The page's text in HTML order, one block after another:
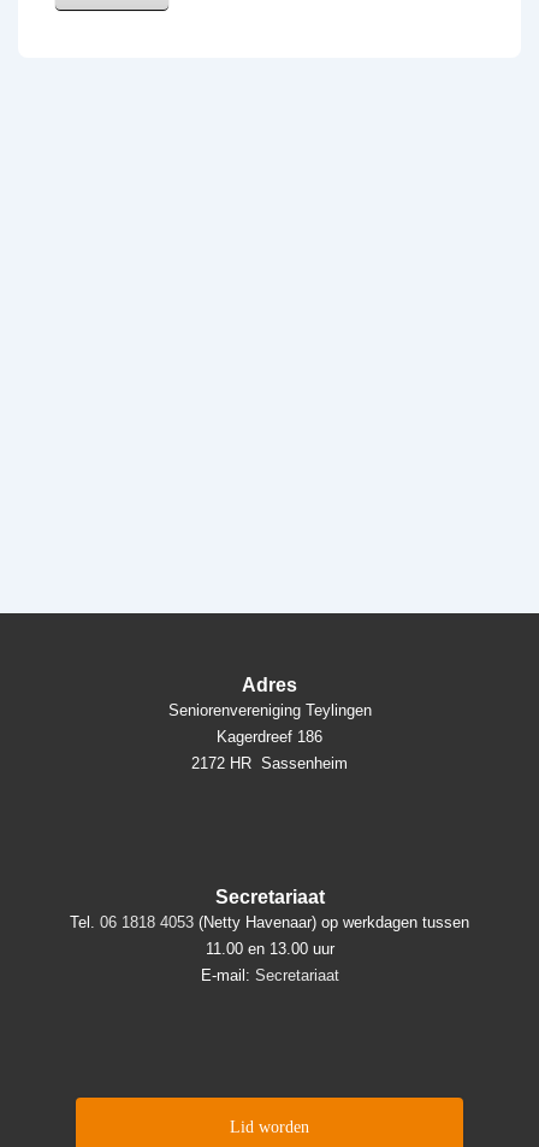
Warmond
Adres
Seniorenvereniging Teylingen
Kagerdreef 186
2172 HR Sassenheim
Secretariaat
Tel. 06 1818 4053 (Netty Havenaar) op werkdagen tussen
11.00 en 13.00 uur
E-mail: Secretariaat
Lid worden